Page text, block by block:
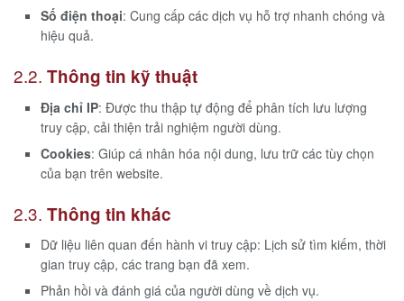
Số điện thoại: Cung cấp các dịch vụ hỗ trợ nhanh chóng và
hiệu quả.
2.2. Thông tin kỹ thuật
Địa chỉ IP: Được thu thập tự động để phân tích lưu lượng
truy cập, cải thiện trải nghiệm người dùng.
Cookies: Giúp cá nhân hóa nội dung, lưu trữ các tùy chọn
của bạn trên website.
2.3. Thông tin khác
Dữ liệu liên quan đến hành vi truy cập: Lịch sử tìm kiếm, thời
gian truy cập, các trang bạn đã xem.
Phản hồi và đánh giá của người dùng về dịch vụ.